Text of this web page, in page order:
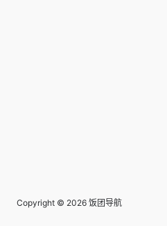
Copyright © 2026 饭团导航